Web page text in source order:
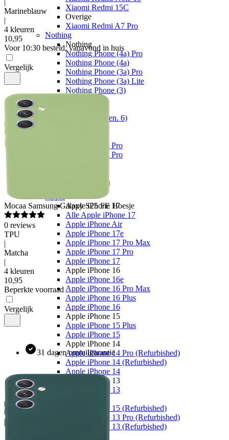
Xiaomi Redmi 15C
Overige
Xiaomi Redmi A7 Pro
Nothing
Nothing
Nothing Phone (4a) Pro
Nothing Phone (4a)
Nothing Phone (3a) Pro
Nothing Phone (3a) Lite
Nothing Phone (3)
Fairphone (Gen. 6)
Realme GT 8 Pro
Realme GT 7 Pro
Apple iPhone 17
Alle Apple iPhone 17
Apple iPhone Air
Apple iPhone 17e
Apple iPhone 17 Pro Max
Apple iPhone 17 Pro
Apple iPhone 17
Apple iPhone 16
Apple iPhone 16e
Apple iPhone 16 Pro Max
Apple iPhone 16 Plus
Apple iPhone 16
Apple iPhone 15
Apple iPhone 15 Plus
Apple iPhone 15
Apple iPhone 14
Apple iPhone 14 Pro (Refurbished)
Apple iPhone 14 (Refurbished)
Apple iPhone 14
Apple iPhone 13
Apple iPhone 13
Apple iPhone 15 (Refurbished)
Apple iPhone 13 Pro (Refurbished)
Apple iPhone 13 (Refurbished)
Marineblauw
|
4 kleuren
10,95
Voor 10:30 besteld, vanavond in huis
Vergelijk
Mocaa Samsung Galaxy S25 FE Hoesje
0 reviews
TPU
|
Matcha
|
4 kleuren
10,95
Beperkte voorraad
Vergelijk
31 dagen omruilgarantie